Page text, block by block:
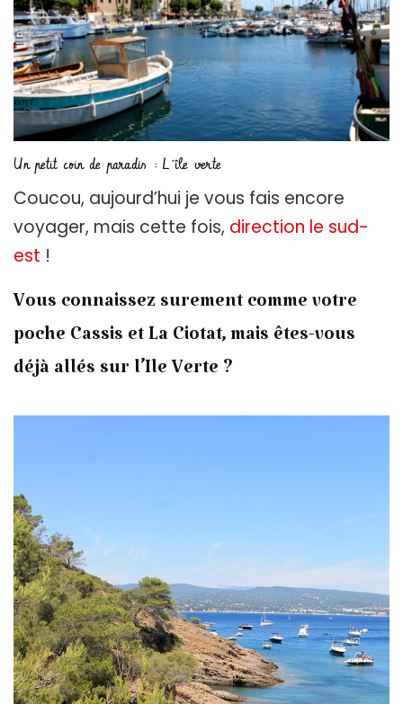
Un petit coin de paradis : L’île verte
Coucou, aujourd’hui je vous fais encore
voyager, mais cette fois, direction le sud-
est !
Vous connaissez surement comme votre
poche Cassis et La Ciotat, mais êtes-vous
déjà allés sur l’Ile Verte ?